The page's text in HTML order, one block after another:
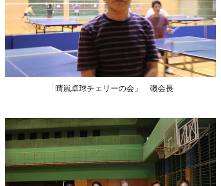
「晴嵐卓球チェリーの会」 磯会長